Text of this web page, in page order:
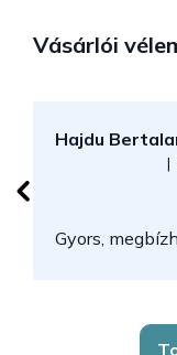
Vásárlói
Hajdu
Az áruház |
Gyors,